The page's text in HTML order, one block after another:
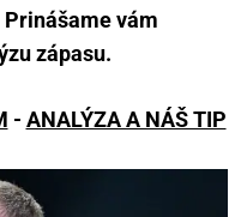
vám
zápasu.
- ANALÝZA A NÁŠ TIP